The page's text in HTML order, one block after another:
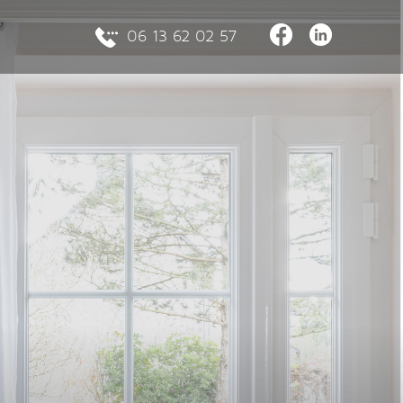
06 13 62 02 57